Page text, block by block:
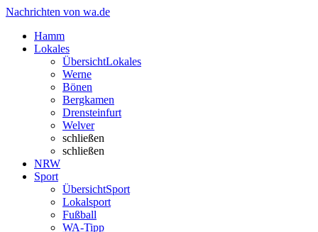
Nachrichten von wa.de
Hamm
Lokales
ÜbersichtLokales
Werne
Bönen
Bergkamen
Drensteinfurt
Welver
schließen
schließen
NRW
Sport
ÜbersichtSport
Lokalsport
Fußball
WA-Tipp